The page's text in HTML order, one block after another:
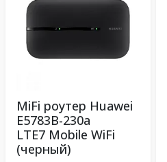
MiFi роутер Huawei
E5783B-230a
LTE7 Mobile WiFi
(черный)